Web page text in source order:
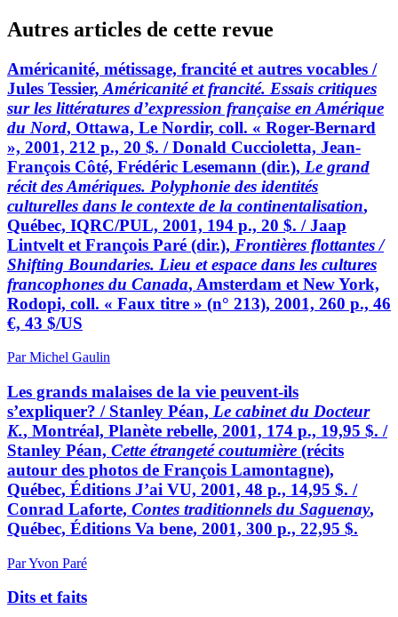
Autres articles de cette revue
Américanité, métissage, francité et autres vocables /
Jules Tessier, Américanité et francité. Essais critiques
sur les littératures d’expression française en Amérique
du Nord, Ottawa, Le Nordir, coll. « Roger-Bernard
», 2001, 212 p., 20 $. / Donald Cuccioletta, Jean-
François Côté, Frédéric Lesemann (dir.), Le grand
récit des Amériques. Polyphonie des identités
culturelles dans le contexte de la continentalisation,
Québec, IQRC/PUL, 2001, 194 p., 20 $. / Jaap
Lintvelt et François Paré (dir.), Frontières flottantes /
Shifting Boundaries. Lieu et espace dans les cultures
francophones du Canada, Amsterdam et New York,
Rodopi, coll. « Faux titre » (n° 213), 2001, 260 p., 46
€, 43 $/US
Par Michel Gaulin
Les grands malaises de la vie peuvent-ils
s’expliquer? / Stanley Péan, Le cabinet du Docteur
K., Montréal, Planète rebelle, 2001, 174 p., 19,95 $. /
Stanley Péan, Cette étrangeté coutumière (récits
autour des photos de François Lamontagne),
Québec, Éditions J’ai VU, 2001, 48 p., 14,95 $. /
Conrad Laforte, Contes traditionnels du Saguenay,
Québec, Éditions Va bene, 2001, 300 p., 22,95 $.
Par Yvon Paré
Dits et faits